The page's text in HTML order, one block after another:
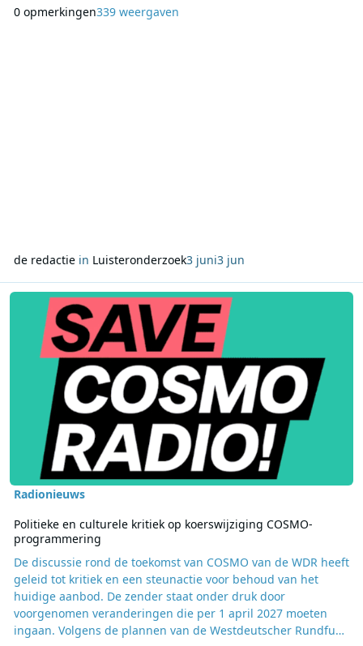
aandeel van 11,1%, tegenover 11,5% een week eerder. De
0 opmerkingen339 weergaven
de redactiein Luisteronderzoek3 juni3 jun
Lees meer over Politieke en culturele kritiek op koerswijziging
Radionieuws
Politieke en culturele kritiek op koerswijziging COSMO-
programmering
De discussie rond de toekomst van COSMO van de WDR heeft
geleid tot kritiek en een steunactie voor behoud van het
huidige aanbod. De zender staat onder druk door
voorgenomen veranderingen die per 1 april 2027 moeten
ingaan. Volgens de plannen van de Westdeutscher Rundfunk